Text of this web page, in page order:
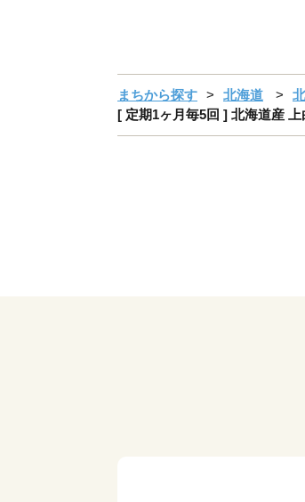
まちから探す 北海道
[ 定期1ヶ月毎5回 ] 北海道産